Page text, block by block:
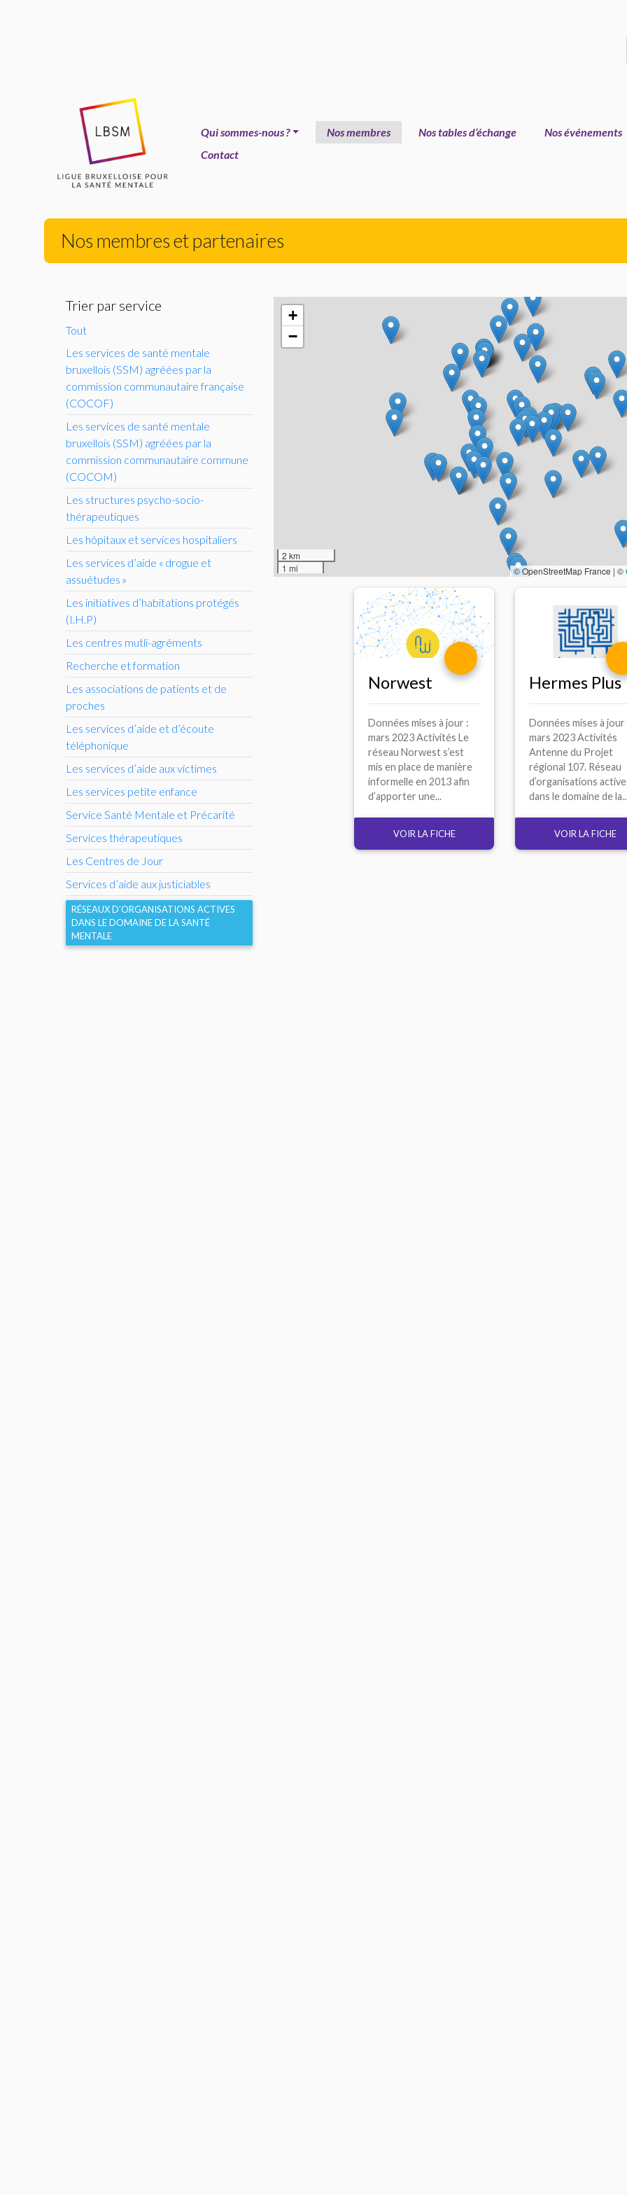
Qui sommes-nous? Nos membres Nos tables d’échange Nos événements
Contact
Nos membres et partenaires
Trier par service
Tout
Les services de santé mentale
bruxellois (SSM) agréées par la
commission communautaire française
(COCOF)
Les services de santé mentale
bruxellois (SSM) agréées par la
commission communautaire commune
(COCOM)
Les structures psycho-socio-
thérapeutiques
Les hôpitaux et services hospitaliers
Les services d’aide « drogue et
assuétudes »
Les initiatives d’habitations protégés
(I.H. P)
Les centres mutli-agréments
Recherche et formation
Les associations de patients et de
proches
Les services d’aide et d’écoute
téléphonique
Les services d’aide aux victimes
Les services petite enfance
Service Santé Mentale et Précarité
Services thérapeutiques
Les Centres de Jour
Services d’aide aux justiciables
RÉSEAUX D’ORGANISATIONS ACTIVES
DANS LE DOMAINE DE LA SANTÉ
MENTALE
+
−
2 km
1 mi
© OpenStreetMap France | ©
Norwest
Données mises à jour :
mars 2023 Activités Le
réseau Norwest s’est
mis en place de manière
informelle en 2013 afin
d’apporter une...
VOIR LA FICHE
Hermes Plus
Données mises à jour
mars 2023 Activités
Antenne du Projet
régional 107. Réseau
d’organisations
dans le domaine de
VOIR LA FICHE